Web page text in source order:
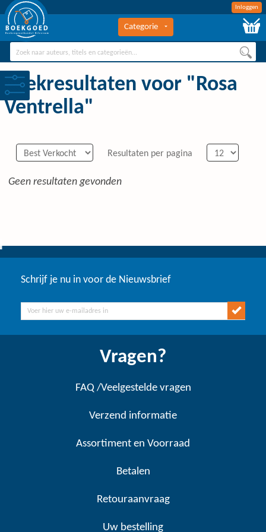
Inloggen
BOEKGOED
Boekengroothandel Hilversum
Categorie
Zoekresultaten voor "Rosa
Ventrella"
Resultaten per pagina
Geen resultaten gevonden
Schrijf je nu in voor de Nieuwsbrief
Vragen?
FAQ /Veelgestelde vragen
Verzend informatie
Assortiment en Voorraad
Betalen
Retouraanvraag
Uw bestelling